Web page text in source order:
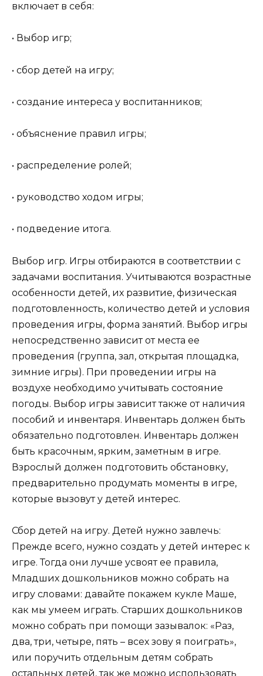
включает в себя:
• Выбор игр;
• сбор детей на игру;
• создание интереса у воспитанников;
• объяснение правил игры;
• распределение ролей;
• руководство ходом игры;
• подведение итога.
Выбор игр. Игры отбираются в соответствии с
задачами воспитания. Учитываются возрастные
особенности детей, их развитие, физическая
подготовленность, количество детей и условия
проведения игры, форма занятий. Выбор игры
непосредственно зависит от места ее
проведения (группа, зал, открытая площадка,
зимние игры). При проведении игры на
воздухе необходимо учитывать состояние
погоды. Выбор игры зависит также от наличия
пособий и инвентаря. Инвентарь должен быть
обязательно подготовлен. Инвентарь должен
быть красочным, ярким, заметным в игре.
Взрослый должен подготовить обстановку,
предварительно продумать моменты в игре,
которые вызовут у детей интерес.
Сбор детей на игру. Детей нужно завлечь:
Прежде всего, нужно создать у детей интерес к
игре. Тогда они лучше усвоят ее правила,
Младших дошкольников можно собрать на
игру словами: давайте покажем кукле Маше,
как мы умеем играть. Старших дошкольников
можно собрать при помощи зазывалок: «Раз,
два, три, четыре, пять – всех зову я поиграть»,
или поручить отдельным детям собрать
остальных детей, так же можно использовать